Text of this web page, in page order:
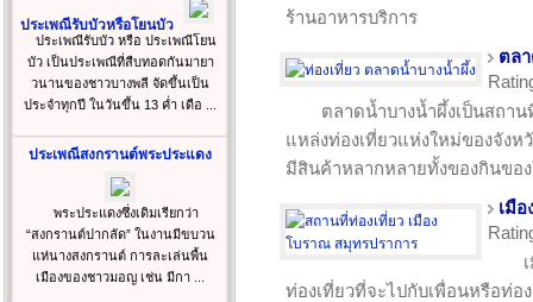
ประเพณีรับบัวหรือโยนบัว
ประเพณีรับบัว หรือ ประเพณีโยน
บัว เป็นประเพณีที่สืบทอดกันมายา
วนานของชาวบางพลี จัดขึ้นเป็น
ประจำทุกปี ในวันขึ้น 13 ค่ำ เดือ ...
ประเพณีสงกรานต์พระประแดง
พระประแดงซึ่งเดิมเรียกว่า
“สงกรานต์ปากลัด” ในงานมีขบวน
แห่นางสงกรานต์ การละเล่นพื้น
เมืองของชาวมอญ เช่น มีกา ...
ร้านอาหารบริการ
ตล
ตลาดน้ำบางน้ำผึ้งเป็นสถา
แหล่งท่องเที่ยวแห่งใหม่ของจัง
มีสินค้าหลากหลายทั้งของกินขอ
เมื
ท่องเที่ยวที่จะไปกับเพื่อนหรือท่อ